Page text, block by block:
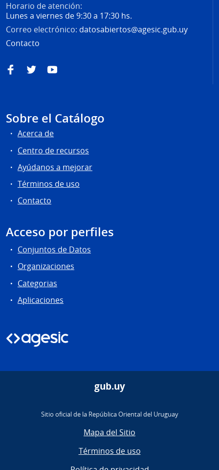
Horario de atención:
Lunes a viernes de 9:30 a 17:30 hs.
Correo electrónico: datosabiertos@agesic.gub.uy
Contacto
FacebookTwitterYouTube
Sobre el Catálogo
Acerca de
Centro de recursos
Ayúdanos a mejorar
Términos de uso
Contacto
Acceso por perfiles
Conjuntos de Datos
Organizaciones
Categorias
Aplicaciones
gub.uy
Sitio oficial de la República Oriental del Uruguay
Mapa del Sitio
Términos de uso